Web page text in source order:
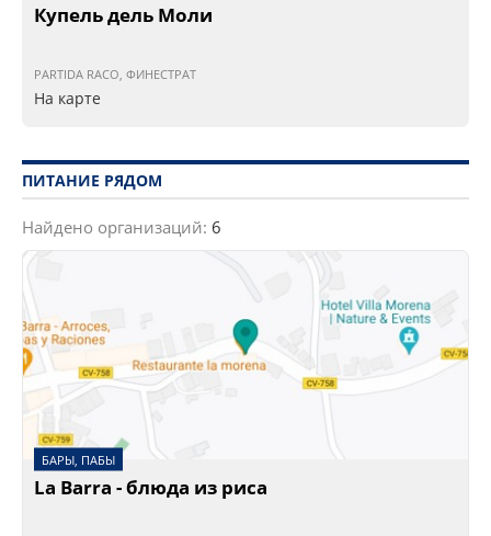
Купель дель Моли
PARTIDA RACO, ФИНЕСТРАТ
На карте
ПИТАНИЕ РЯДОМ
Найдено организаций: 6
БАРЫ, ПАБЫ
La Barra - блюда из риса